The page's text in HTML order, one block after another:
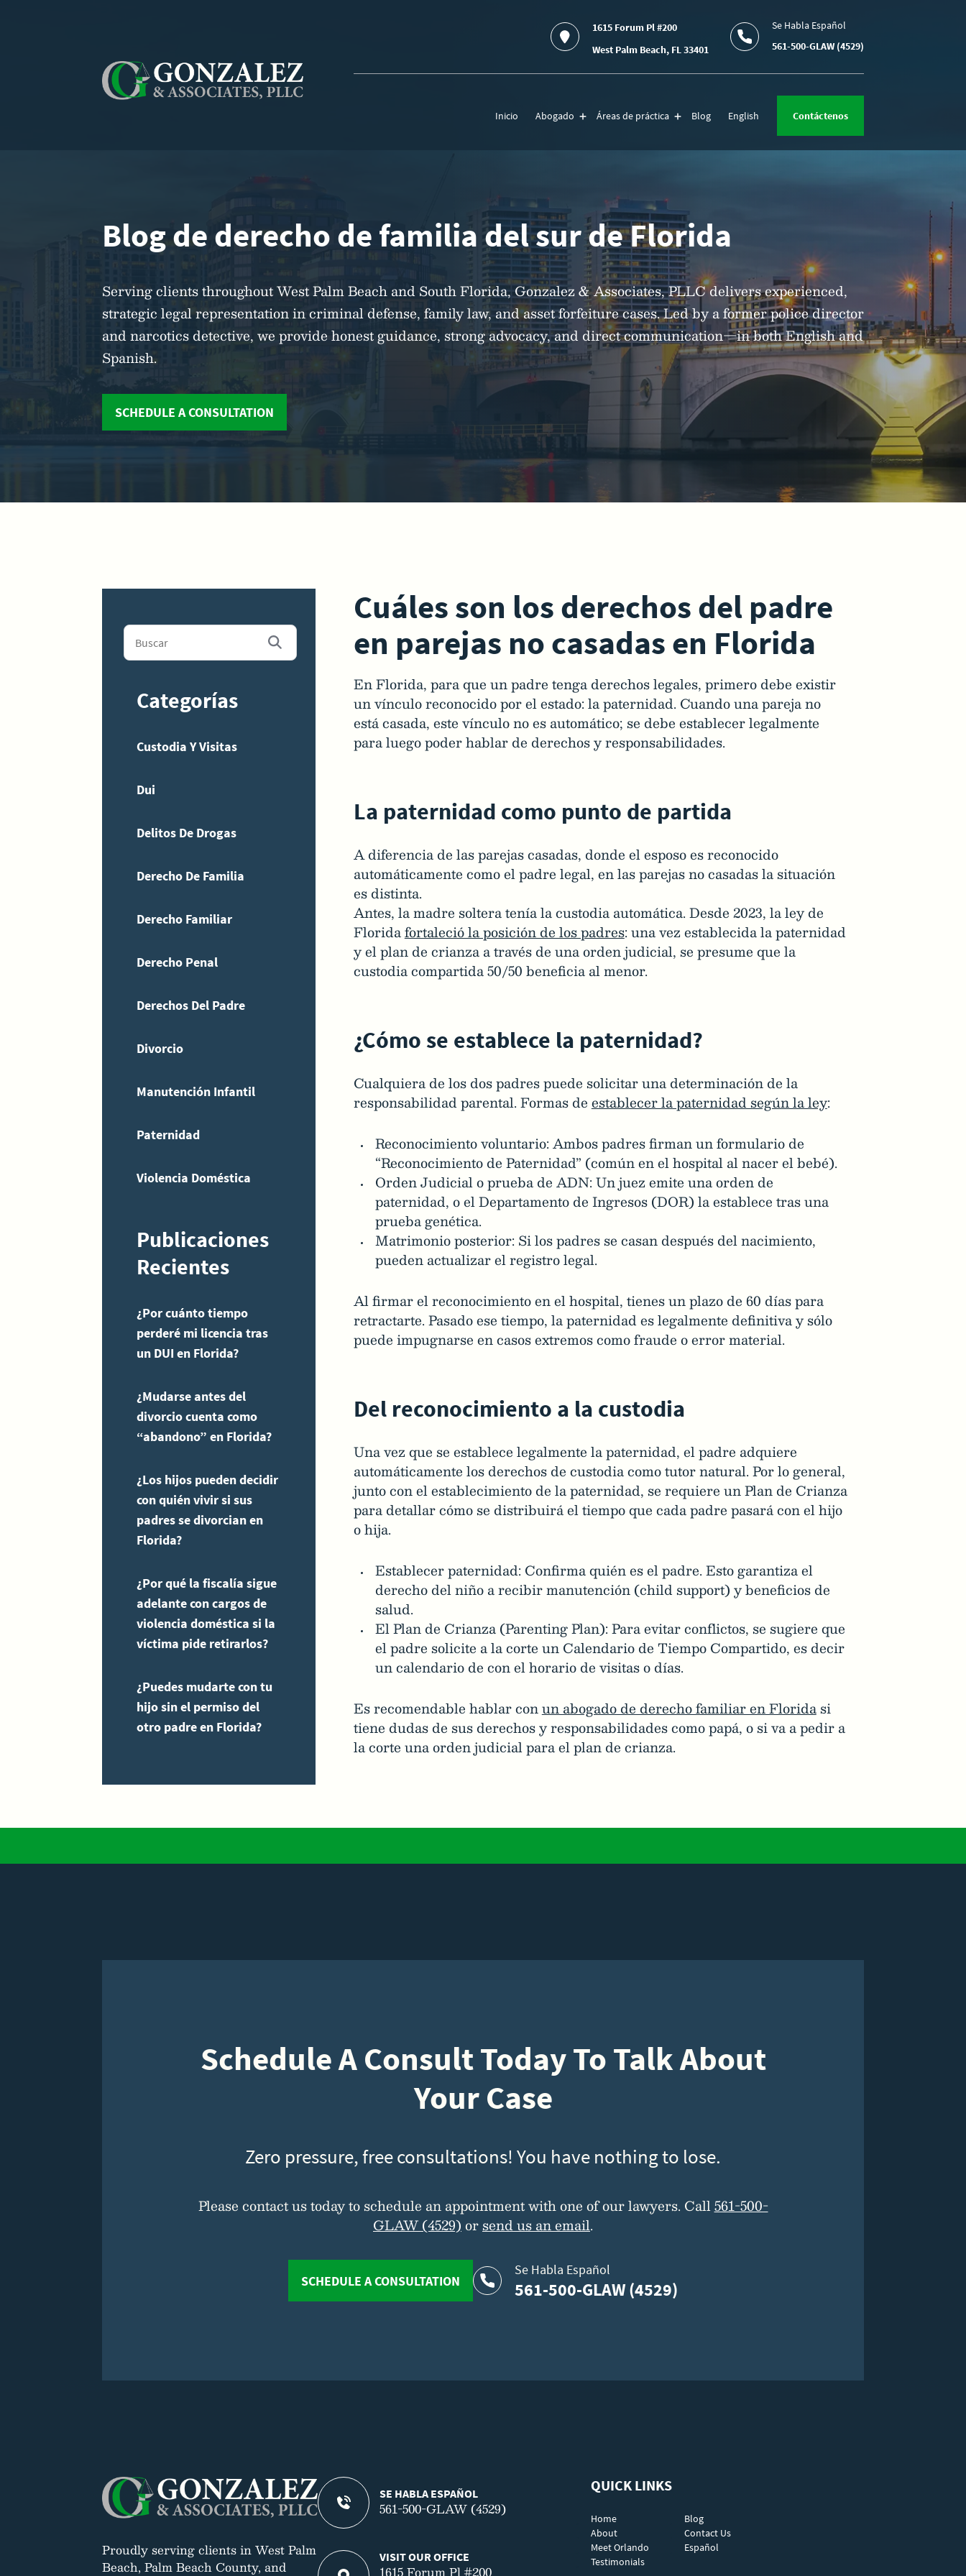
1615 Forum Pl #200
West Palm Beach, FL 33401
Se Habla Español
561-500-GLAW (4529)
Inicio Abogado Áreas de práctica Blog English Contáctenos
Blog de derecho de familia del sur de Florida
Serving clients throughout West Palm Beach and South Florida, Gonzalez & Associates, PLLC delivers experienced,
strategic legal representation in criminal defense, family law, and asset forfeiture cases. Led by a former police director
and narcotics detective, we provide honest guidance, strong advocacy, and direct communication—in both English and
Spanish.
SCHEDULE A CONSULTATION
Categorías
Custodia Y Visitas
Dui
Delitos De Drogas
Derecho De Familia
Derecho Familiar
Derecho Penal
Derechos Del Padre
Divorcio
Manutención Infantil
Paternidad
Violencia Doméstica
Publicaciones
Recientes
¿Por cuánto tiempo
perderé mi licencia tras
un DUI en Florida?
¿Mudarse antes del
divorcio cuenta como
“abandono” en Florida?
¿Los hijos pueden decidir
con quién vivir si sus
padres se divorcian en
Florida?
¿Por qué la fiscalía sigue
adelante con cargos de
violencia doméstica si la
víctima pide retirarlos?
¿Puedes mudarte con tu
hijo sin el permiso del
otro padre en Florida?
Cuáles son los derechos del padre
en parejas no casadas en Florida
En Florida, para que un padre tenga derechos legales, primero debe existir
un vínculo reconocido por el estado: la paternidad. Cuando una pareja no
está casada, este vínculo no es automático; se debe establecer legalmente
para luego poder hablar de derechos y responsabilidades.
La paternidad como punto de partida
A diferencia de las parejas casadas, donde el esposo es reconocido
automáticamente como el padre legal, en las parejas no casadas la situación
es distinta.
Antes, la madre soltera tenía la custodia automática. Desde 2023, la ley de
Floridafortaleció la posición de los padres: una vez establecida la paternidad
y el plan de crianza a través de una orden judicial, se presume que la
custodia compartida 50/50 beneficia al menor.
¿Cómo se establece la paternidad?
Cualquiera de los dos padres puede solicitar una determinación de la
responsabilidad parental. Formas deestablecer la paternidad según la ley:
Reconocimiento voluntario: Ambos padres firman un formulario de
“Reconocimiento de Paternidad” (común en el hospital al nacer el bebé).
Orden Judicial o prueba de ADN: Un juez emite una orden de
paternidad, o el Departamento de Ingresos (DOR) la establece tras una
prueba genética.
Matrimonio posterior: Si los padres se casan después del nacimiento,
pueden actualizar el registro legal.
Al firmar el reconocimiento en el hospital, tienes un plazo de 60 días para
retractarte. Pasado ese tiempo, la paternidad es legalmente definitiva y sólo
puede impugnarse en casos extremos como fraude o error material.
Del reconocimiento a la custodia
Una vez que se establece legalmente la paternidad, el padre adquiere
automáticamente los derechos de custodia como tutor natural. Por lo general,
junto con el establecimiento de la paternidad, se requiere un Plan de Crianza
para detallar cómo se distribuirá el tiempo que cada padre pasará con el hijo
o hija.
Establecer paternidad: Confirma quién es el padre. Esto garantiza el
derecho del niño a recibir manutención (child support) y beneficios de
salud.
El Plan de Crianza (Parenting Plan): Para evitar conflictos, se sugiere que
el padre solicite a la corte un Calendario de Tiempo Compartido, es decir
un calendario de con el horario de visitas o días.
Es recomendable hablar conun abogado de derecho familiar en Floridasi
tiene dudas de sus derechos y responsabilidades como papá, o si va a pedir a
la corte una orden judicial para el plan de crianza.
Schedule A Consult Today To Talk About
Your Case
Zero pressure, free consultations! You have nothing to lose.
Please contact us today to schedule an appointment with one of our lawyers. Call561-500-
GLAW (4529)orsend us an email.
SCHEDULE A CONSULTATION
Se Habla Español
561-500-GLAW (4529)
Proudly serving clients in West Palm
Beach, Palm Beach County, and
SE HABLA ESPAÑOL
561-500-GLAW (4529)
VISIT OUR OFFICE
1615 Forum Pl #200
QUICK LINKS
Home
About
Meet Orlando
Testimonials
Blog
Contact Us
Español